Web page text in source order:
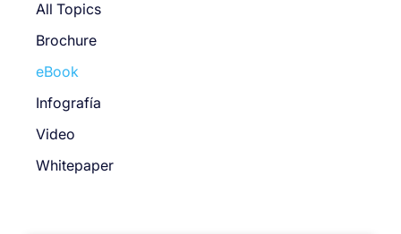
All Topics
Brochure
eBook
Infografía
Video
Whitepaper